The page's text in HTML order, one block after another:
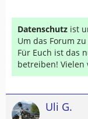
Datenschutz ist
Um das Forum
Für Euch ist das
betreiben! Vielen
Uli G.